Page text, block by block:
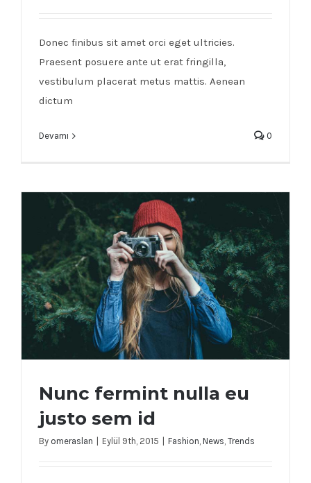
Donec finibus sit amet orci eget ultricies.
Praesent posuere ante ut erat fringilla,
vestibulum placerat metus mattis. Aenean
dictum
Devamı 0
Nunc fermint nulla eu
justo sem id
By omeraslan Eylül 9th, 2015 Fashion News Trends